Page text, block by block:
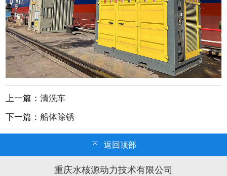
上一篇：清洗车
下一篇：船体除锈
返回顶部
重庆水核源动力技术有限公司